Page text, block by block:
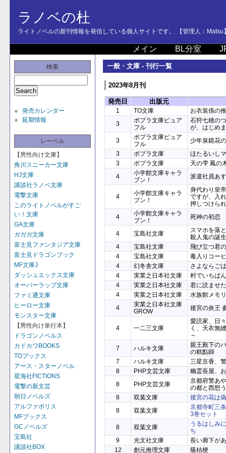
ラノベの杜
ライトノベルの新刊情報を発信している個人サイトです。 【管理人：Matsu
メイン BL分室
検索
発売カレンダー
延期情報
レーベル
【男性向け文庫】
角川スニーカー文庫
HJ文庫
講談社ラノベ文庫
電撃文庫
このライトノベルがすご
い！文庫
GA文庫
ガガガ文庫
富士見ファンタジア文庫
富士見ドラゴンブック
MF文庫J
ダッシュエックス文庫
オーバーラップ文庫
ファミ通文庫
ヒーロー文庫
モンスター文庫
【男性向け単行本】
ドラゴンノベルス
カドカワBOOKS
TOブックス
アース・スターノベル
星海社FICTIONS
電撃の新文芸
朝日ノベルズ
アルファポリス
MFブックス
GCノベルズ
宝島社
講談社BOX
一般・文庫 - 刊行一覧
2023年8月刊
発売日 出版元
1 TO文庫
お衣装係の
3
ポプラ文庫ピュア
フル
石狩七穂の
が、はじめ
3
ポプラ文庫ピュア
フル
少年泉鏡花
3
ポプラ文庫
ほたるいし
3
ポプラ文庫
天の雫 鳳の
4
小学館文庫キャラ
ブン！
派遣社員あ
4
小学館文庫キャラ
ブン！
身代わり皇
ですが、入
押しつけら
4
小学館文庫キャラ
ブン！
死神の初恋
4 宝島社文庫
スマホを落
殺人鬼の誕生
4
宝島社文庫
飛び立つ君
4
宝島社文庫
毒入りコー
4
幻冬舎文庫
さよならご
4
実業之日本社文庫
村でいちば
4
実業之日本社文庫
君に読ませ
4
実業之日本社文庫
水族館メモ
4
実業之日本社文庫
GROW
後宮の炎王
4 一二三文庫
愛読家、日
く、天衣無
～
7
ハルキ文庫
親王殿下の
の糕點師
7
ハルキ文庫
三星京香、
8
PHP文芸文庫
幽霊長屋、
8
PHP文芸文庫
京都府警あ
の都と西想
8
双葉文庫
後宮の花は
8
双葉文庫
京都寺町三
3巻セット
8
双葉文庫
うるはしみ
ち
9
光文社文庫
長い廊下が
12
創元推理文庫 蔭桔梗